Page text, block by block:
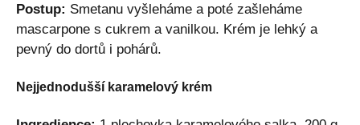
Postup: Smetanu vyšleháme a poté zašleháme
mascarpone s cukrem a vanilkou. Krém je lehký a
pevný do dortů i pohárů.
Nejjednodušší karamelový krém